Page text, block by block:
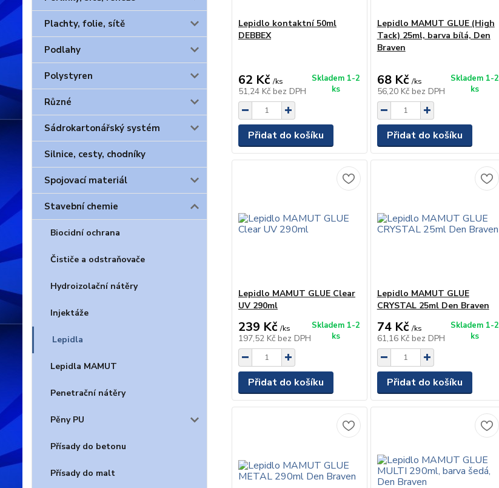
Plachty, folie, sítě
Podlahy
Polystyren
Různé
Sádrokartonářský systém
Silnice, cesty, chodníky
Spojovací materiál
Stavební chemie
Biocidní ochrana
Čističe a odstraňovače
Hydroizolační nátěry
Injektáže
Lepidla
Lepidla MAMUT
Penetrační nátěry
Pěny PU
Přísady do betonu
Přísady do malt
Lepidlo kontaktní 50ml
DEBBEX
62 Kč /ks
51,24 Kč bez DPH
Skladem 1-2
ks
Přidat do košíku
Lepidlo MAMUT GLUE (High
Tack) 25ml, barva bílá, Den
Braven
68 Kč /ks
56,20 Kč bez DPH
Skladem 1-2
ks
Přidat do košíku
Lepidlo MAMUT GLUE Clear
UV 290ml
239 Kč /ks
197,52 Kč bez DPH
Skladem 1-2
ks
Přidat do košíku
Lepidlo MAMUT GLUE
CRYSTAL 25ml Den Braven
74 Kč /ks
61,16 Kč bez DPH
Skladem 1-2
ks
Přidat do košíku